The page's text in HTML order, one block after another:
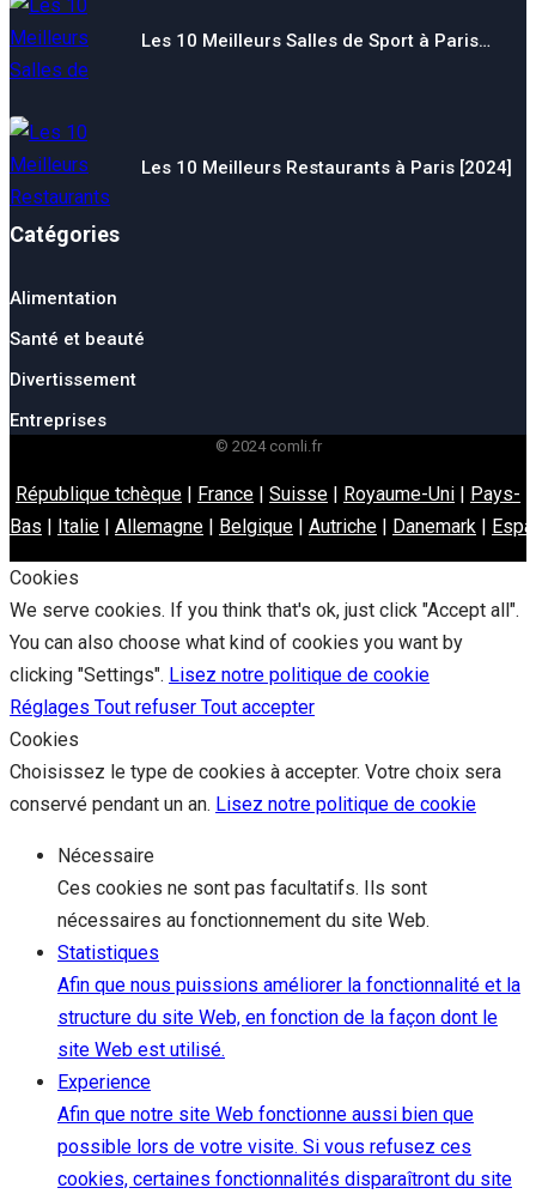
Les 10 Meilleurs Salles de Sport à Paris…
Les 10 Meilleurs Restaurants à Paris [2024]
Catégories
Alimentation
Santé et beauté
Divertissement
Entreprises
© 2024 comli.fr
République tchèque | France | Suisse | Royaume-Uni | Pays-
Bas | Italie | Allemagne | Belgique | Autriche | Danemark |
Cookies
We serve cookies. If you think that's ok, just click "Accept all".
You can also choose what kind of cookies you want by
clicking "Settings". Lisez notre politique de cookie
Réglages Tout refuser Tout accepter
Cookies
Choisissez le type de cookies à accepter. Votre choix sera
conservé pendant un an. Lisez notre politique de cookie
Nécessaire
Ces cookies ne sont pas facultatifs. Ils sont
nécessaires au fonctionnement du site Web.
Statistiques
Afin que nous puissions améliorer la fonctionnalité et la
structure du site Web, en fonction de la façon dont le
site Web est utilisé.
Experience
Afin que notre site Web fonctionne aussi bien que
possible lors de votre visite. Si vous refusez ces
cookies, certaines fonctionnalités disparaîtront du site